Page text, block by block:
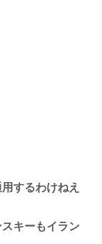
するわけねえ
キーもイラン